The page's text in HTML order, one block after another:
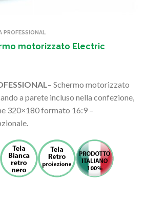
PROFESSIONAL
motorizzato Electric
– Schermo motorizzato
a parete incluso nella confezione,
320×180 formato 16:9 –